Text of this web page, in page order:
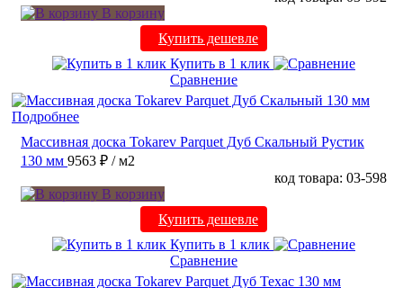
В корзину
Купить дешевле
Купить в 1 клик
Сравнение
Подробнее
Массивная доска Tokarev Parquet Дуб Скальный Рустик
130 мм 9563 ₽ / м2
код товара: 03-598
В корзину
Купить дешевле
Купить в 1 клик
Сравнение